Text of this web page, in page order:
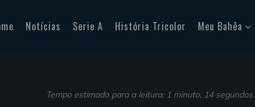
Notícias Serie A História Tricolor Meu Bahêa
Tempo estimado para a leitura: 1 minuto, 14 segundos.